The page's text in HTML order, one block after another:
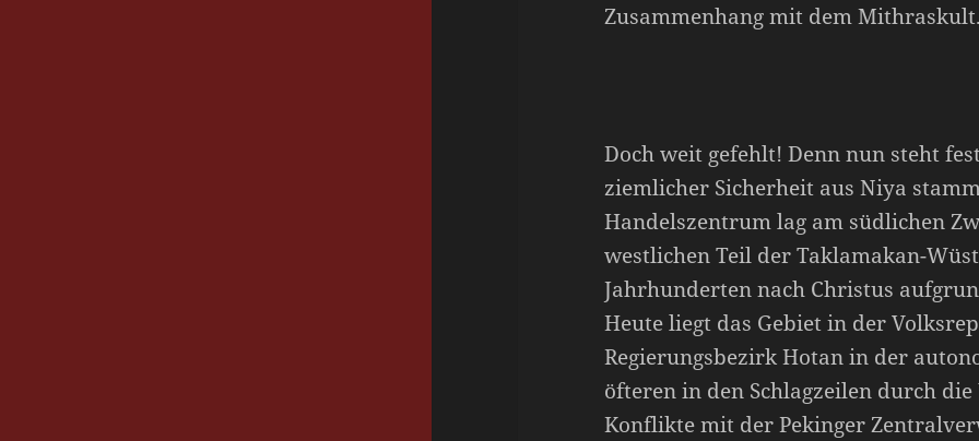
Zusammenhang mit dem Mithraskult.
Doch weit gefehlt! Denn nun steht
ziemlicher Sicherheit aus Niya
Handelszentrum lag am südlichen
westlichen Teil der Taklamakan-
Jahrhunderten nach Christus
Heute liegt das Gebiet in der
Regierungsbezirk Hotan in der
öfteren in den Schlagzeilen durch
Konflikte mit der Pekinger